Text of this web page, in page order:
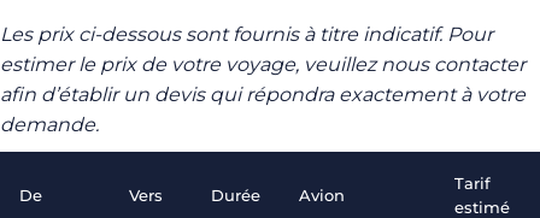
Les prix ci-dessous sont fournis à titre indicatif. Pour
estimer le prix de votre voyage, veuillez nous contacter
afin d’établir un devis qui répondra exactement à votre
demande.
De Vers Durée Avion
Tarif
estimé